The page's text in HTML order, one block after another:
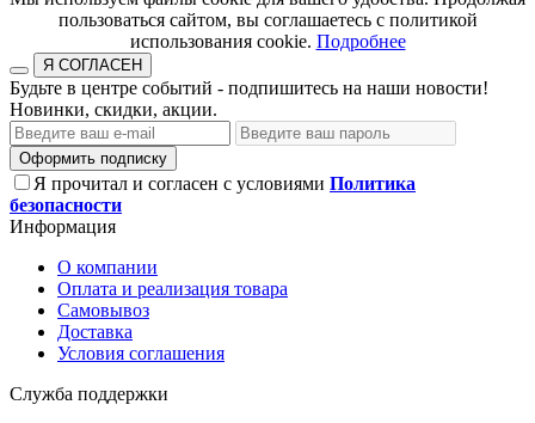
пользоваться сайтом, вы соглашаетесь с политикой
использования cookie.​​​​​​​ Подробнее
Я СОГЛАСЕН
Будьте в центре событий - подпишитесь на наши новости!
Новинки, скидки, акции.
Оформить подписку
Я прочитал и согласен с условиями Политика
безопасности
Информация
О компании
Оплата и реализация товара
Самовывоз
Доставка
Условия соглашения
Служба поддержки